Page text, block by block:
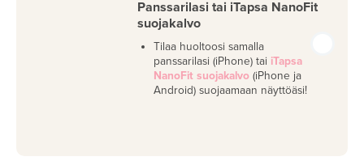
Panssarilasi tai iTapsa NanoFit
suojakalvo
Tilaa huoltoosi samalla
panssarilasi (iPhone) tai iTapsa
NanoFit suojakalvo (iPhone ja
Android) suojaamaan näyttöäsi!